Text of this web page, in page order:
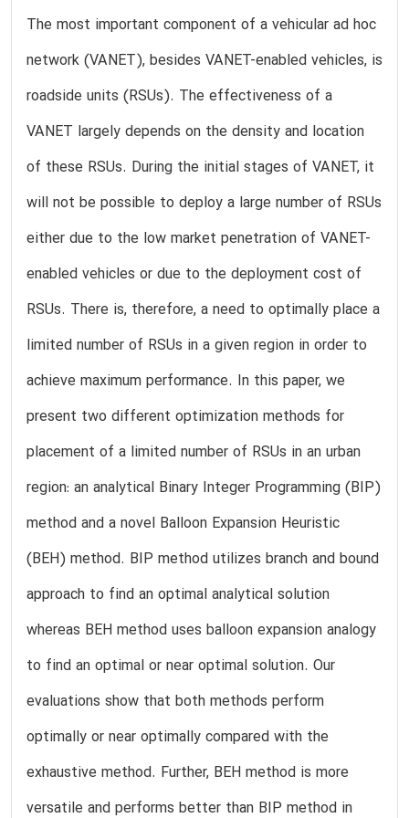
The most important component of a vehicular ad hoc
network (VANET), besides VANET-enabled vehicles, is
roadside units (RSUs). The effectiveness of a
VANET largely depends on the density and location
of these RSUs. During the initial stages of VANET, it
will not be possible to deploy a large number of RSUs
either due to the low market penetration of VANET-
enabled vehicles or due to the deployment cost of
RSUs. There is, therefore, a need to optimally place a
limited number of RSUs in a given region in order to
achieve maximum performance. In this paper, we
present two different optimization methods for
placement of a limited number of RSUs in an urban
region: an analytical Binary Integer Programming (BIP)
method and a novel Balloon Expansion Heuristic
(BEH) method. BIP method utilizes branch and bound
approach to find an optimal analytical solution
whereas BEH method uses balloon expansion analogy
to find an optimal or near optimal solution. Our
evaluations show that both methods perform
optimally or near optimally compared with the
exhaustive method. Further, BEH method is more
versatile and performs better than BIP method in